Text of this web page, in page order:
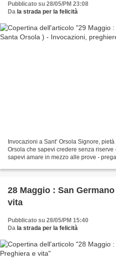
Pubblicato su 28/05/PM 23:08
Da la strada per la felicità
Invocazioni a Sant’ Orsola Signore,
Orsola che sapevi credere senza riserve
sapevi amare in mezzo alle prove -
28 Maggio : San
vita
Pubblicato su 28/05/PM 15:40
Da la strada per la felicità